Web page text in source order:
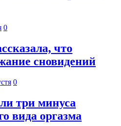
0
что
сновидений
0
три минуса
вида оргазма